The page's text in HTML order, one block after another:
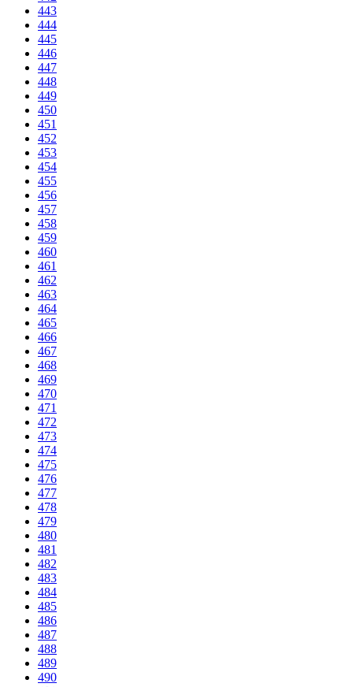
443
444
445
446
447
448
449
450
451
452
453
454
455
456
457
458
459
460
461
462
463
464
465
466
467
468
469
470
471
472
473
474
475
476
477
478
479
480
481
482
483
484
485
486
487
488
489
490